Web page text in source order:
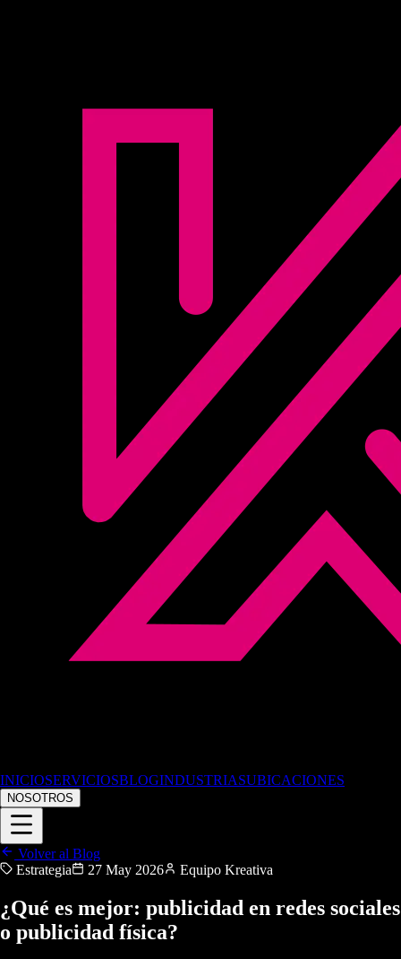
INICIOSERVICIOSBLOGINDUSTRIASUBICACIONES
NOSOTROS
Volver al Blog
Estrategia
27 May 2026 Equipo Kreativa
¿Qué es mejor: publicidad en redes sociales
o publicidad física?